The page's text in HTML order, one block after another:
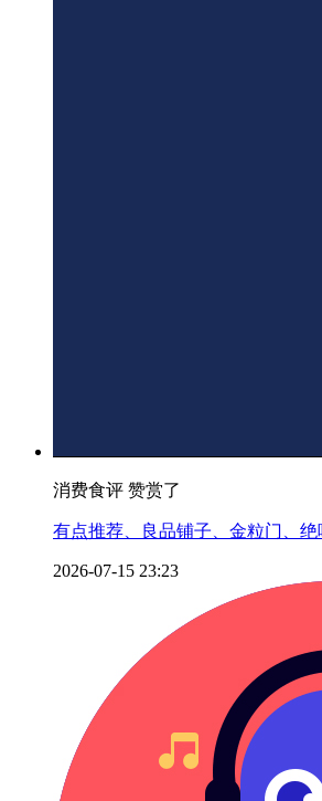
消费食评 赞赏了
有点推荐、良品铺子、金粒门、绝
2026-07-15 23:23